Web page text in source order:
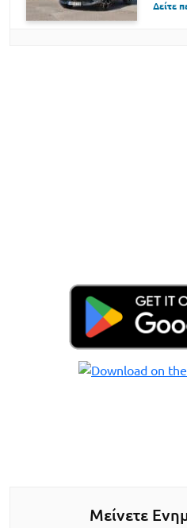
Δείτε
Μείνετε